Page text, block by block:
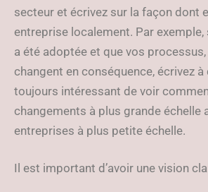
secteur et écrivez sur la façon dont
entreprise localement. Par exemple,
a été adoptée et que vos
changent en conséquence, écrivez
toujours intéressant de voir
changements à plus grande échelle
entreprises à plus petite échelle.
Il est important d’avoir une vision